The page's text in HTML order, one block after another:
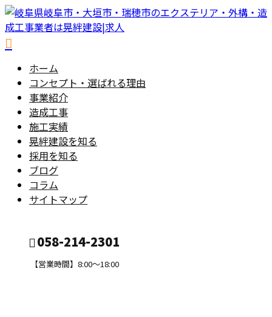
ホーム
コンセプト・選ばれる理由
事業紹介
造成工事
施工実績
晃絆建設を知る
採用を知る
ブログ
コラム
サイトマップ
058-214-2301
【営業時間】8:00～18:00